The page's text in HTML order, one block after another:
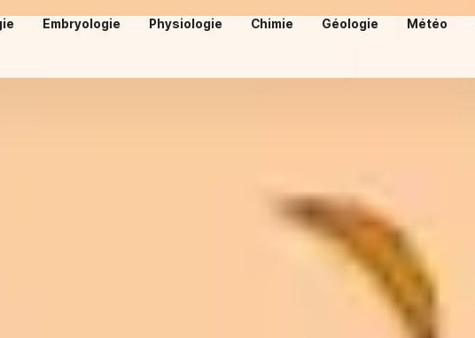
Embryologie Physiologie Chimie Géologie Météo